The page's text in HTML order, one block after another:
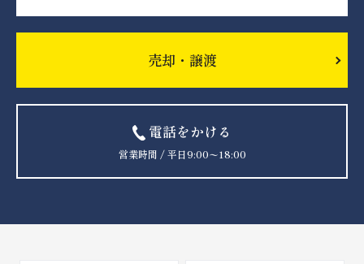
売却・譲渡
電話をかける
営業時間 / 平日9:00〜18:00